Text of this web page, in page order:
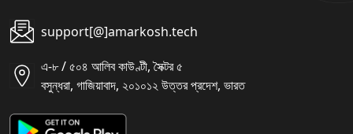
support[@]amarkosh.tech
এ-৮ / ৫০৪ আলিব কাউণ্টী, সৈক্টর ৫
বসুন্ধরা, গাজিয়াবাদ, ২০১০১২ উত্তর প্রদেশ, ভারত